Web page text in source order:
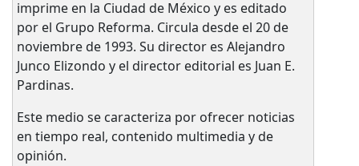
imprime en la Ciudad de México y es editado
por el Grupo Reforma. Circula desde el 20 de
noviembre de 1993. Su director es Alejandro
Junco Elizondo y el director editorial es Juan E.
Pardinas.
Este medio se caracteriza por ofrecer noticias
en tiempo real, contenido multimedia y de
opinión.